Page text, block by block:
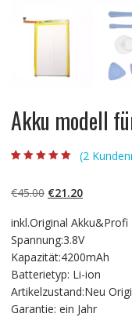
Akku modell
basierend auf
Kundenbewertun
(2
€45.00 Ursprünglicher
war:
€45.00
€21.20Aktueller
ist:
€21.20.
inkl.Original
Spannung:3.8V
Kapazität:4200mAh
Batterietyp: Li-ion
Artikelzustand:Neu
Garantie: ein Jahr